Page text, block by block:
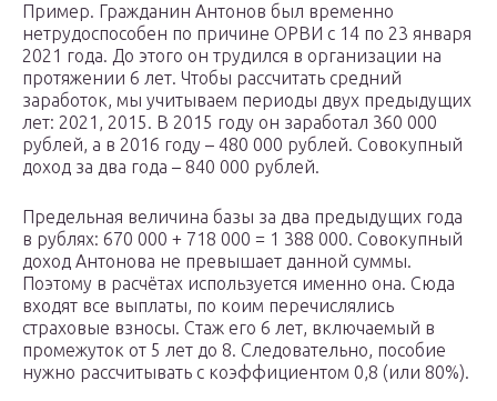
Пример. Гражданин Антонов был временно
нетрудоспособен по причине ОРВИ с 14 по 23 января
2021 года. До этого он трудился в организации на
протяжении 6 лет. Чтобы рассчитать средний
заработок, мы учитываем периоды двух предыдущих
лет: 2021, 2015. В 2015 году он заработал 360 000
рублей, а в 2016 году – 480 000 рублей. Совокупный
доход за два года – 840 000 рублей.
Предельная величина базы за два предыдущих года
в рублях: 670 000 + 718 000 = 1 388 000. Совокупный
доход Антонова не превышает данной суммы.
Поэтому в расчётах используется именно она. Сюда
входят все выплаты, по коим перечислялись
страховые взносы. Стаж его 6 лет, включаемый в
промежуток от 5 лет до 8. Следовательно, пособие
нужно рассчитывать с коэффициентом 0,8 (или 80%).